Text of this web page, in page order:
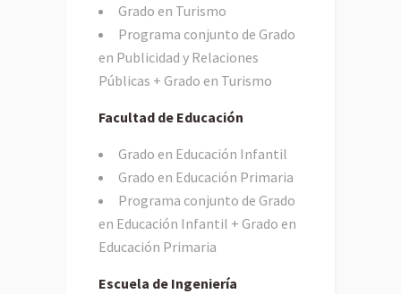
Grado en Turismo
Programa conjunto de Grado
en Publicidad y Relaciones
Públicas + Grado en Turismo
Facultad de Educación
Grado en Educación Infantil
Grado en Educación Primaria
Programa conjunto de Grado
en Educación Infantil + Grado en
Educación Primaria
Escuela de Ingeniería